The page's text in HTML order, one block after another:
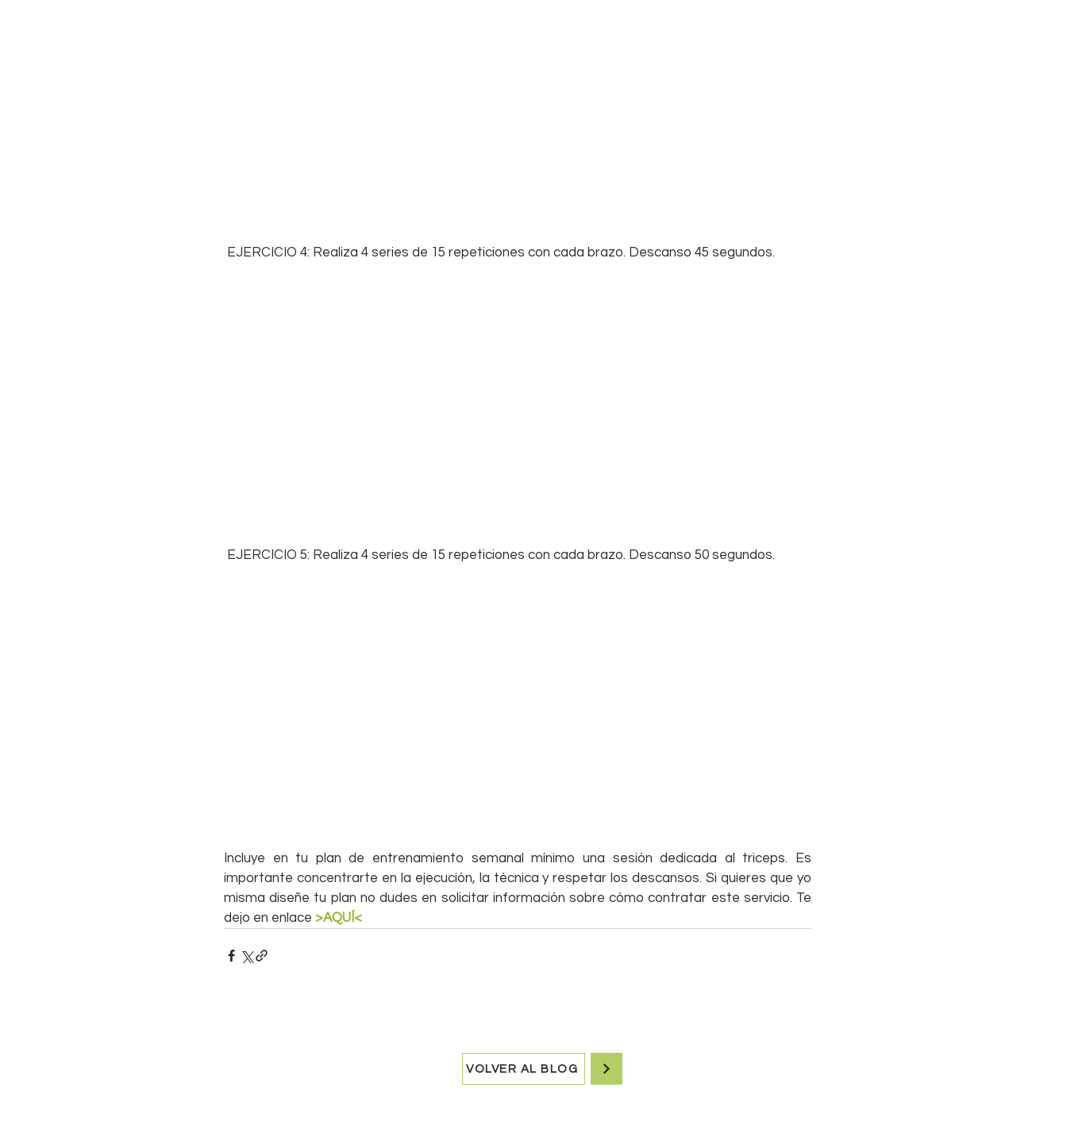
EJERCICIO 4: Realiza 4 series de 15 repeticiones con cada brazo. Descanso 45 segundos.
EJERCICIO 5: Realiza 4 series de 15 repeticiones con cada brazo. Descanso 50 segundos.
Incluye en tu plan de entrenamiento semanal mínimo una sesión dedicada al triceps. Es
importante concentrarte en la ejecución, la técnica y respetar los descansos. Si quieres que yo
misma diseñe tu plan no dudes en solicitar información sobre cómo contratar este servicio. Te
dejo en enlace >AQUÍ<
VOLVER AL BLOG